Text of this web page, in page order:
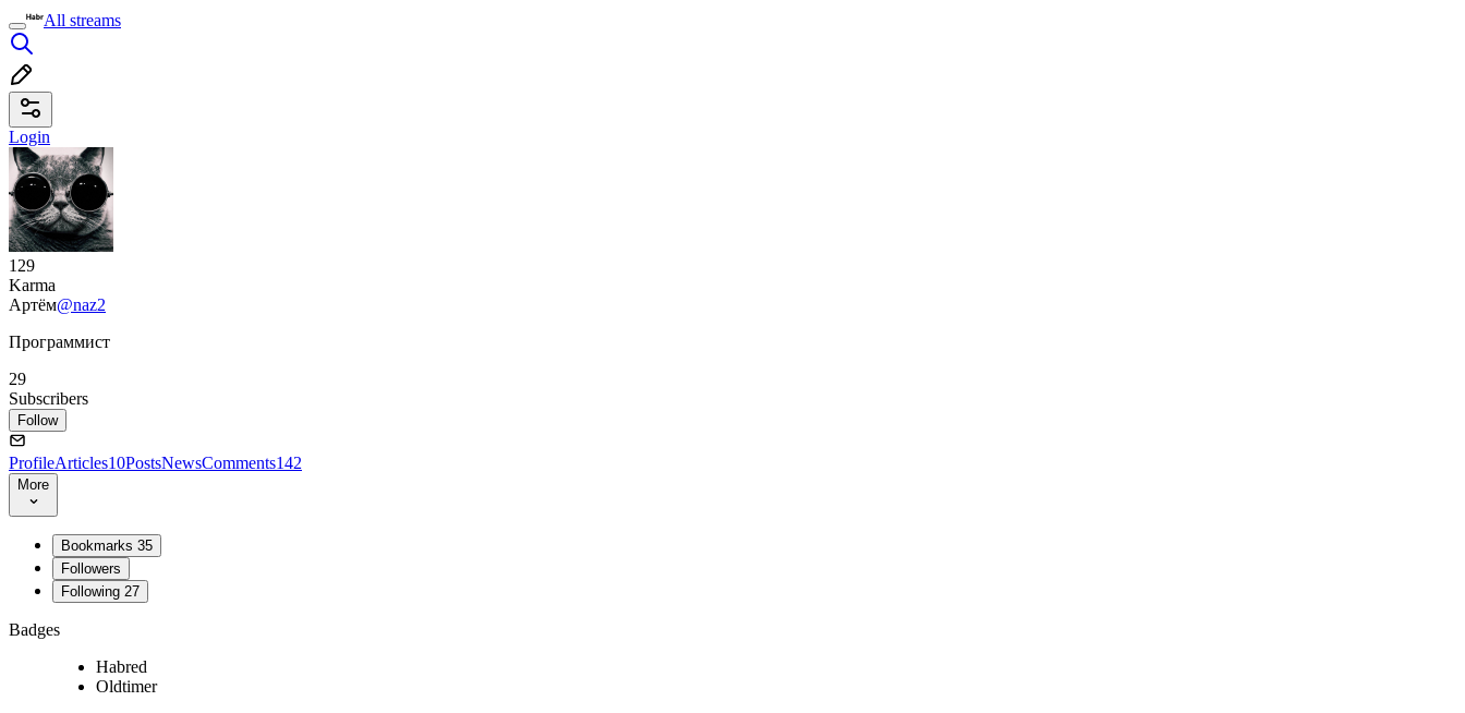
All streams
Login
129
Karma
Артём@naz2
Программист
29
Subscribers
Follow
ProfileArticles10PostsNewsComments142
More
Bookmarks 35
Followers
Following 27
Badges
Habred
Oldtimer